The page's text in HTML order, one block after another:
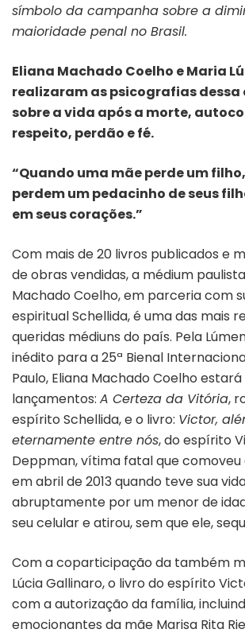
símbolo da campanha sobre a
maioridade penal no Brasil.
Eliana Machado Coelho e Maria
realizaram as psicografias dessa
sobre a vida após a morte,
respeito, perdão e fé.
“Quando uma mãe perde um
perdem um pedacinho de seus
em seus corações.”
Com mais de 20 livros publicados e
de obras vendidas, a médium
Machado Coelho, em parceria com
espiritual Schellida, é uma das mais
queridas médiuns do país. Pela
inédito para a 25ª Bienal
Paulo, Eliana Machado Coelho
lançamentos: A Certeza da Vitória,
espírito Schellida, e o livro: Victor,
eternamente entre nós, do espírito
Deppman, vítima fatal que comoveu
em abril de 2013 quando teve sua
abruptamente por um menor de
seu celular e atirou, sem que ele,
Com a coparticipação da também
Lúcia Gallinaro, o livro do espírito
com a autorização da família,
emocionantes da mãe Marisa Rita